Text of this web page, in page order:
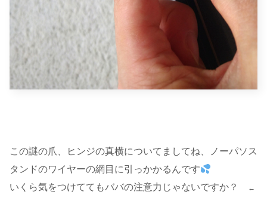
この謎の爪、ヒンジの真横についてましてね、ノーパソス
タンドのワイヤーの網目に引っかかるんです
いくら気をつけててもババの注意力じゃないですか？
←